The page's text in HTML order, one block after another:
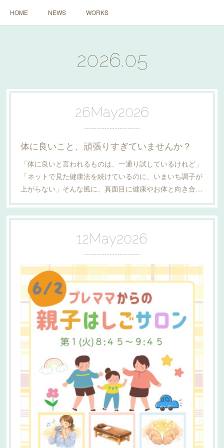
HOME NEWS WORKS
2026.05
26May2026
体に良いこと、頑張りすぎていませんか？
「体に良いと言われるものは、一通り試しているけれど」
「ネットで見た健康法を続けているのに、いまいち調子が
上がらない」そんな風に、真面目に健康やお体と向き合…
12May2026